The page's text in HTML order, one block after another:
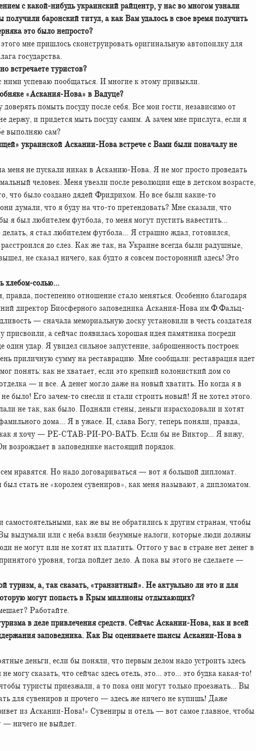
с какой-нибудь украинский райцентр, у нас во многом узнали
баронский титул, а как Вам удалось в свое время получить
это было непросто?
мне пришлось сконструировать оригинальную автопоилку для
государства.
встречаете туристов?
успеваю пообщаться. И многие к этому привыкли.
«Аскания-Нова» в Вадуце?
помыть посуду после себя. Все мои гости, независимо от
держу, и придется мыть посуду самим. А зачем мне прислуга, если я
выполняю сам?
украинской Аскании-Нова встрече с Вами были поначалу не
меня не пускали никак в Асканию-Нова. Я не мог просто проведать
человек. Меня увезли после революции еще в детском возрасте,
что было создано дядей Фридрихом. Но все были какие-то
думали, что я буду на что-то претендовать? Мне сказали, что
я был любителем футбола, то меня могут пустить навестить...
я стал любителем футбола... Я страшно ждал, готовился,
до слез. Как же так, на Украине всегда были радушные,
не сказал ничего, как будто я совсем посторонний здесь! Это
хлебом-солью...
постепенно отношение стало меняться. Особенно благодаря
директор Биосферного заповедника Аскания-Нова им.Ф.Фальц-
— сначала мемориальную доску установили в честь создателя
присвоили, а сейчас появилась хорошая идея памятника посреди
удар. Я увидел сильное запустение, заброшенность построек
приличную сумму на реставрацию. Мне сообщали: реставрация идет
понять: как не хватает, если это крепкий колонисткий дом со
— и все. А денег могло даже на новый хватить. Но когда я в
было! Его зачем-то снесли и стали строить новый! Я не хотел этого.
не так, как было. Подняли стены, деньги израсходовали и хотят
дома... Я в ужасе. И, слава Богу, теперь поняли, правда,
как я хочу — РЕ-СТАВ-РИ-РО-ВАТЬ. Если бы не Виктор... Я вижу,
в заповеднике настоящий порядок.
нравятся. Но надо договариваться — вот я большой дипломат.
стать не «королем сувениров», как меня называют, а дипломатом.
самостоятельными, как же вы не обратились к другим странам, чтобы
выдумали или с неба взяли безумные налоги, которые люди должны
не могут или не хотят их платить. Оттого у вас в стране нет денег в
уровня, тогда пойдет дело. А пока вы этого не сделаете —
туризм, а, так сказать, «транзитный». Не актуально ли это и для
могут попасть в Крым миллионы отдыхающих?
Работайте.
в деле привлечения средств. Сейчас Аскании-Нова, как и всей
заповедника. Как Вы оцениваете шансы Аскании-Нова в
деньги, если бы поняли, что первым делом надо устроить здесь
могу сказать, что сейчас здесь отель, это... это... это будка какая-то!
туристы приезжали, а то пока они могут только проезжать... Вы
для сувениров и прочего — здесь же ничего не купишь! Даже
из Аскании-Нова!» Сувениры и отель — вот самое главное, чтобы
— ничего не выйдет.